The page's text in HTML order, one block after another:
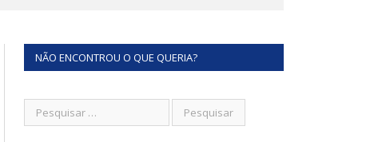
NÃO ENCONTROU O QUE QUERIA?